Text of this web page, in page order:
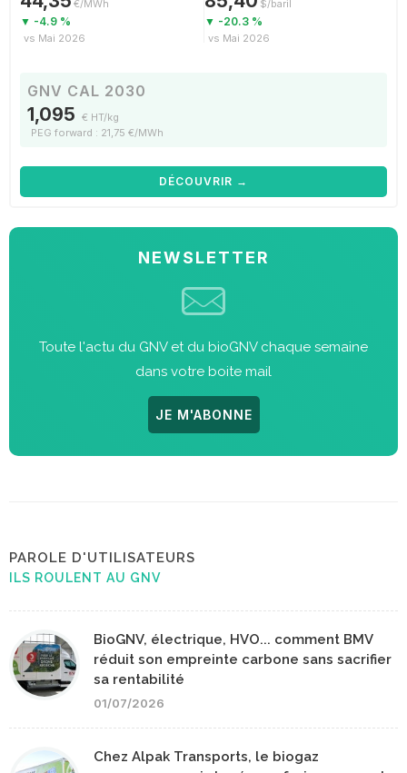
€/MWh
▼ -4.9 %
vs Mai 2026
$/baril
▼ -20.3 %
vs Mai 2026
GNV CAL 2030
1,095 € HT/kg
PEG forward : 21,75 €/MWh
DÉCOUVRIR →
NEWSLETTER
Toute l'actu du GNV et du bioGNV chaque semaine
dans votre boite mail
JE M'ABONNE
PAROLE D'UTILISATEURS
ILS ROULENT AU GNV
BioGNV, électrique, HVO... comment BMV
réduit son empreinte carbone sans sacrifier
sa rentabilité
01/07/2026
Chez Alpak Transports, le biogaz